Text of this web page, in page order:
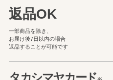
返品OK
一部商品を除き、
お届け後7日以内の場合
返品することが可能です
タカシマヤカード